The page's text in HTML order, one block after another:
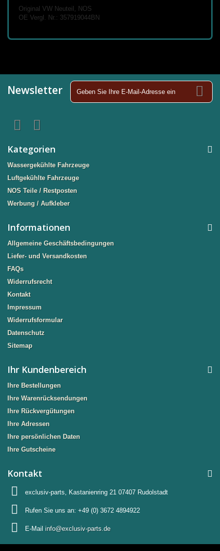
Original VW Neuteil, NOS
OE Vergl. Nr.: 357919044BN
Newsletter
Kategorien
Wassergekühlte Fahrzeuge
Luftgekühlte Fahrzeuge
NOS Teile / Restposten
Werbung / Aufkleber
Informationen
Allgemeine Geschäftsbedingungen
Liefer- und Versandkosten
FAQs
Widerrufsrecht
Kontakt
Impressum
Widerrufsformular
Datenschutz
Sitemap
Ihr Kundenbereich
Ihre Bestellungen
Ihre Warenrücksendungen
Ihre Rückvergütungen
Ihre Adressen
Ihre persönlichen Daten
Ihre Gutscheine
Kontakt
exclusiv-parts, Kastanienring 21 07407 Rudolstadt
Rufen Sie uns an: +49 (0) 3672 4894922
E-Mail info@exclusiv-parts.de